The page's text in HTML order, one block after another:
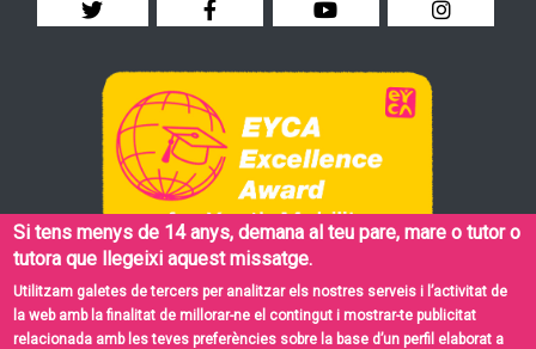
Si tens menys de 14 anys, demana al teu pare, mare o tutor o
tutora que llegeixi aquest missatge.
Utilitzam galetes de tercers per analitzar els nostres serveis i l’activitat de
la web amb la finalitat de millorar-ne el contingut i mostrar-te publicitat
relacionada amb les teves preferències sobre la base d’un perfil elaborat a